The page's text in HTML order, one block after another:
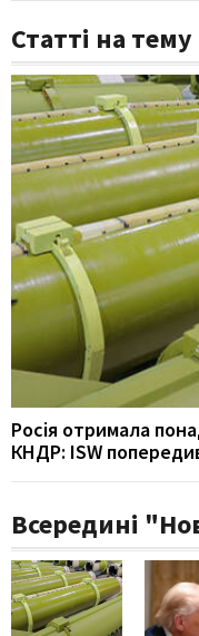
Статті на тему
Росія отримала
КНДР: ISW
Всередині